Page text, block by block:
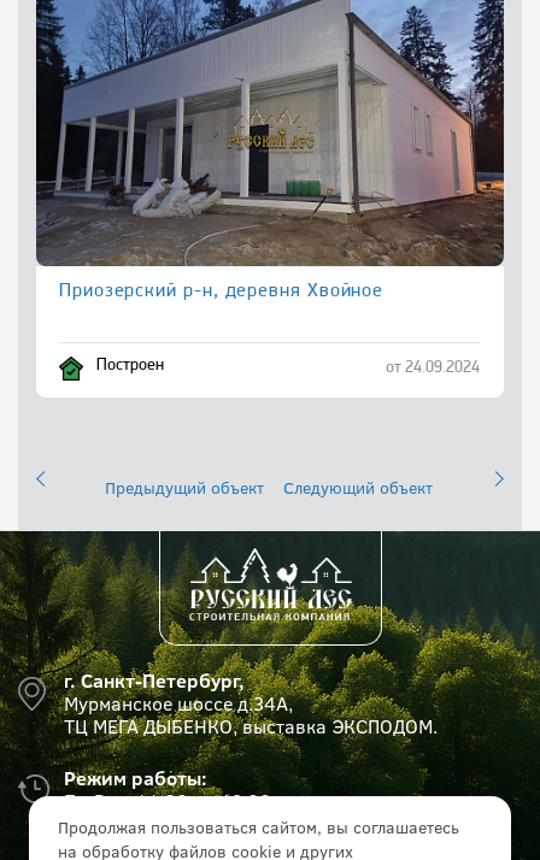
Приозерский р-н, деревня Хвойное
Построен от 24.09.2024
Предыдущий объект Следующий объект
г. Санкт-Петербург,
Мурманское шоссе д.34А,
ТЦ МЕГА ДЫБЕНКО, выставка ЭКСПОДОМ.
Режим работы:
Пн-Вс с 11:00 до 19:00
Продолжая пользоваться сайтом, вы соглашаетесь
на обработку файлов cookie и других